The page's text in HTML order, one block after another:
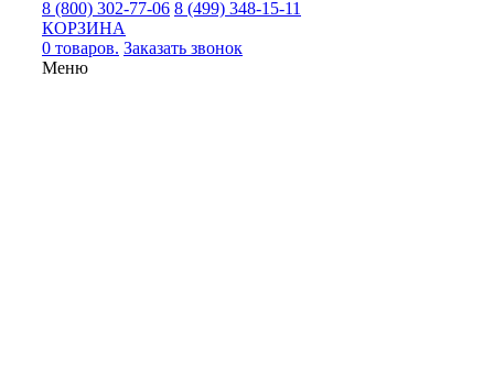
8 (800) 302-77-06 8 (499) 348-15-11
КОРЗИНА
0 товаров. Заказать звонок
Меню